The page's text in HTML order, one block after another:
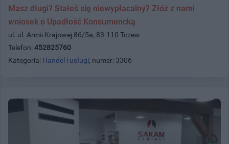
Masz długi? Stałeś się niewypłacalny? Złóż z nami
wniosek o Upadłość Konsumencką
ul. ul. Armii Krajowej 86/5a, 83-110 Tczew
Telefon: 452825760
Kategoria: Handel i usługi, numer: 3306